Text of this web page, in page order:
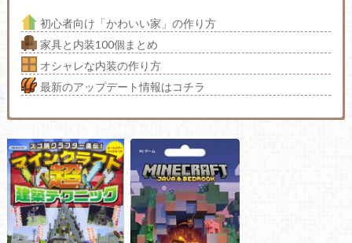
初心者向け「かわいい家」の作り方
家具と内装100個まとめ
オシャレな内装の作り方
最新のアップデート情報はコチラ